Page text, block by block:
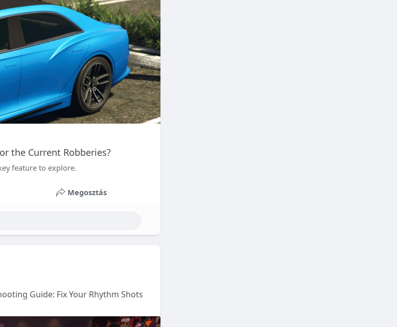
the Current Robberies?
feature to explore.
Megosztás
Guide: Fix Your Rhythm Shots